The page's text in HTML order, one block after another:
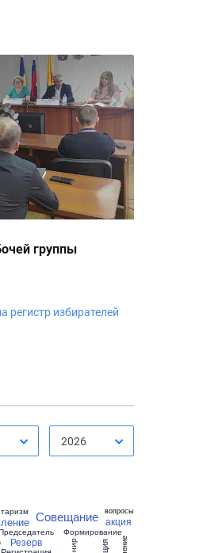
группы
регистр избирателей
2026
Резерв
Совещание
Формирование
акция
вопросы